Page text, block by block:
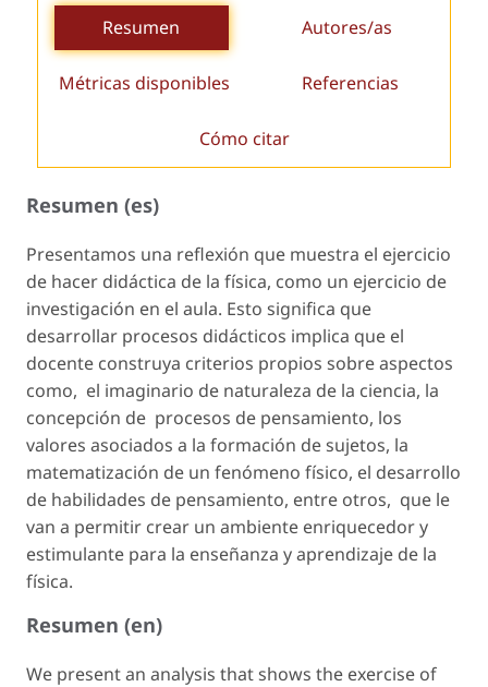
Resumen Autores/as
Métricas disponibles Referencias
Cómo citar
Resumen (es)
Presentamos una reflexión que muestra el ejercicio
de hacer didáctica de la física, como un ejercicio de
investigación en el aula. Esto significa que
desarrollar procesos didácticos implica que el
docente construya criterios propios sobre aspectos
como, el imaginario de naturaleza de la ciencia, la
concepción de procesos de pensamiento, los
valores asociados a la formación de sujetos, la
matematización de un fenómeno físico, el desarrollo
de habilidades de pensamiento, entre otros, que le
van a permitir crear un ambiente enriquecedor y
estimulante para la enseñanza y aprendizaje de la
física.
Resumen (en)
We present an analysis that shows the exercise of